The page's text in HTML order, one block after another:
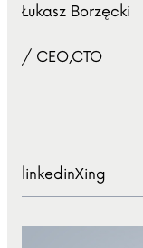
Łukasz Borzęcki
/ CEO,CTO
linkedinXing